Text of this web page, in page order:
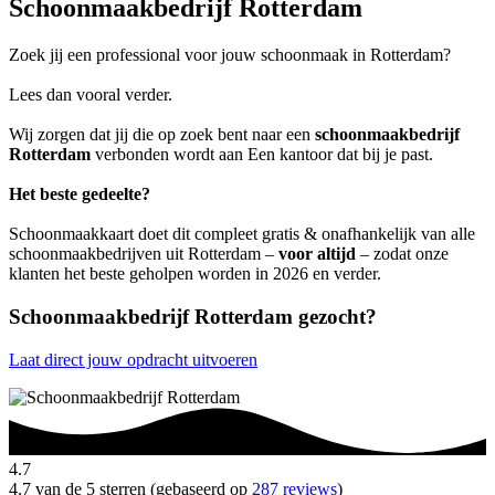
Schoonmaakbedrijf Rotterdam
Zoek jij een professional voor jouw schoonmaak in Rotterdam?
Lees dan vooral verder.
Wij zorgen dat jij die op zoek bent naar een schoonmaakbedrijf
Rotterdam verbonden wordt aan Een kantoor dat bij je past.
Het beste gedeelte?
Schoonmaakkaart doet dit compleet gratis & onafhankelijk van alle
schoonmaakbedrijven uit Rotterdam – voor altijd – zodat onze
klanten het beste geholpen worden in 2026 en verder.
Schoonmaakbedrijf Rotterdam gezocht?
Laat direct jouw opdracht uitvoeren
4.7
4.7 van de 5 sterren (gebaseerd op 287 reviews)